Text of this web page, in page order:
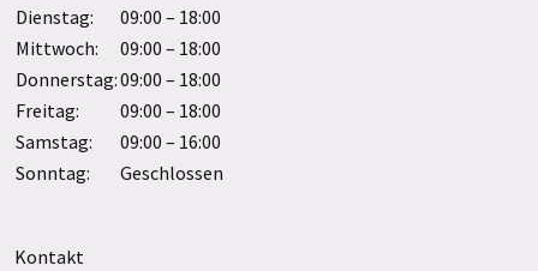
Dienstag:
09:00 – 18:00
Mittwoch:
09:00 – 18:00
Donnerstag:09:00 – 18:00
Freitag:
09:00 – 18:00
Samstag:
09:00 – 16:00
Sonntag:
Geschlossen
Kontakt